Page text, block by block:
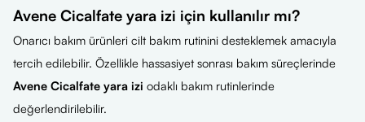
Avene Cicalfate yara izi için kullanılır mı?
Onarıcı bakım ürünleri cilt bakım rutinini desteklemek amacıyla
tercih edilebilir. Özellikle hassasiyet sonrası bakım süreçlerinde
Avene Cicalfate yara izi odaklı bakım rutinlerinde
değerlendirilebilir.